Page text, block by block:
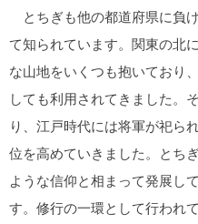
とちぎも他の都道府県に負
て知られています。関東の北
な山地をいくつも抱いており
しても利用されてきました。
り、江戸時代には将軍が祀ら
位を高めていきました。とち
ような信仰と相まって発展し
す。修行の一環として行われ